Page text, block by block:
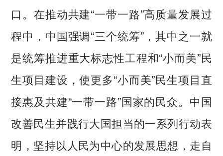
口。在推动共建“一带一路”高质量发展过
程中，中国强调“三个统筹”，其中之一就
是统筹推进重大标志性工程和“小而美”民
生项目建设，使更多“小而美”民生项目直
接惠及共建“一带一路”国家的民众。中国
改善民生并践行大国担当的一系列行动表
明，坚持以人民为中心的发展思想，走自